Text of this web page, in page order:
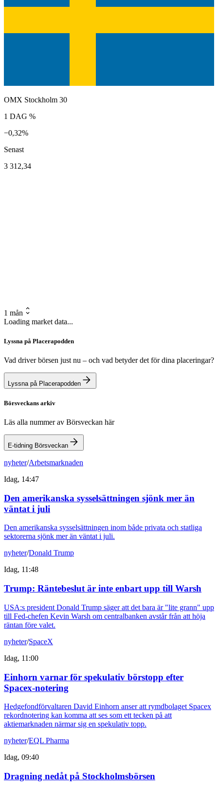
OMX Stockholm 30
1 DAG %
−0,32%
Senast
3 312,34
1 mån
Loading market data...
Lyssna på Placerapodden
Vad driver börsen just nu – och vad betyder det för dina placeringar?
Lyssna på Placerapodden
Börsveckans arkiv
Läs alla nummer av Börsveckan här
E-tidning Börsveckan
nyheter/Arbetsmarknaden
Idag, 14:47
Den amerikanska sysselsättningen sjönk mer än
väntat i juli
Den amerikanska sysselsättningen inom både privata och statliga
sektorerna sjönk mer än väntat i juli.
nyheter/Donald Trump
Idag, 11:48
Trump: Räntebeslut är inte enbart upp till Warsh
USA:s president Donald Trump säger att det bara är "lite grann" upp
till Fed-chefen Kevin Warsh om centralbanken avstår från att höja
räntan före valet.
nyheter/SpaceX
Idag, 11:00
Einhorn varnar för spekulativ börstopp efter
Spacex-notering
Hedgefondförvaltaren David Einhorn anser att rymdbolaget Spacex
rekordnotering kan komma att ses som ett tecken på att
aktiemarknaden närmar sig en spekulativ topp.
nyheter/EQL Pharma
Idag, 09:40
Dragning nedåt på Stockholmsbörsen